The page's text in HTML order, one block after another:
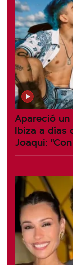
Apareció
Ibiza a días
Joaqui: